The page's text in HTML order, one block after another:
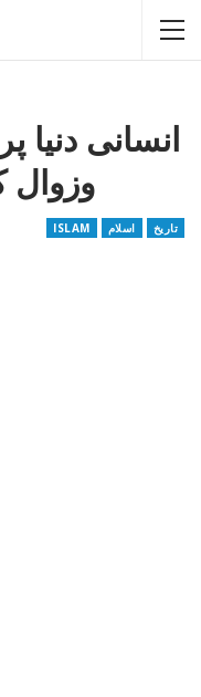
انسانی
وزوال
ISLAM اسلام تاریخ